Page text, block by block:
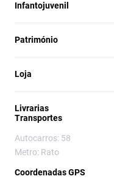
Infantojuvenil
Património
Loja
Livrarias
Transportes
Autocarros: 58
Metro: Rato
Coordenadas GPS